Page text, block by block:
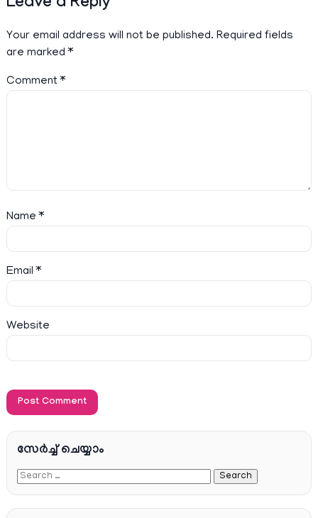
Leave a Reply
Your email address will not be published. Required fields
are marked*
Comment*
Name*
Email*
Website
സേര്‍ച്ച്‌ ചെയ്യാം